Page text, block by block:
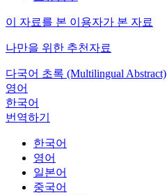
이 자료를 본 이용자가 본 자료
나만을 위한 추천자료
다국어 초록 (Multilingual Abstract)
영어
한국어
번역하기
한국어
영어
일본어
중국어